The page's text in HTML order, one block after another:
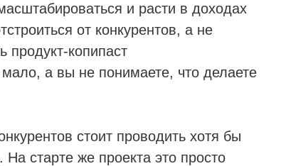
и расти в доходах
от конкурентов, а не
продукт-копипаст
а вы не понимаете, что делаете
стоит проводить хотя бы
На старте же проекта это просто